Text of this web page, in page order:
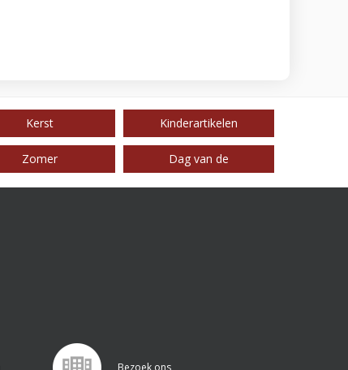
Kerst Kinderartikelen
Zomer Dag van de